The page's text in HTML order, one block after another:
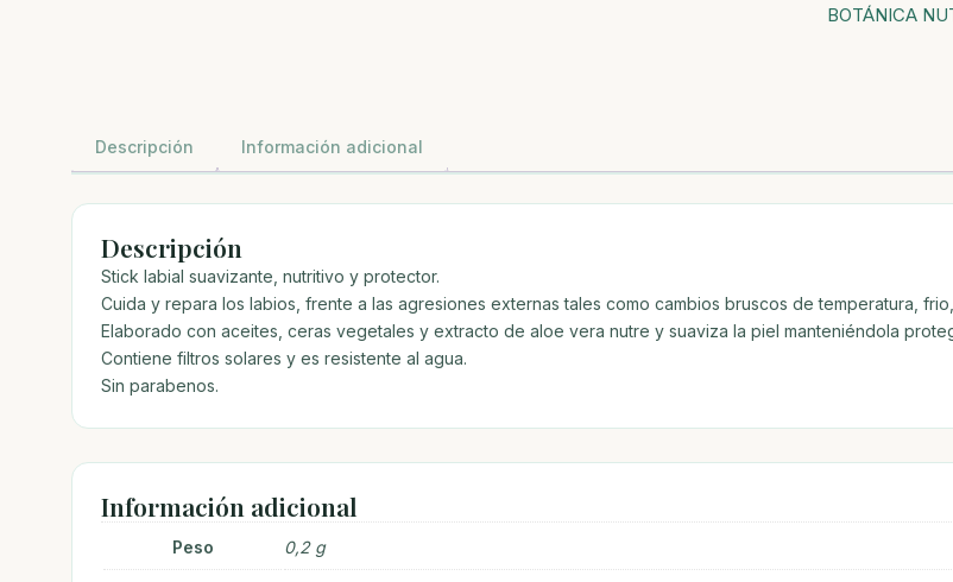
15
BOTÁNICA
Descripción Información adicional
Descripción
Stick labial suavizante, nutritivo y protector.
Cuida y repara los labios, frente a las agresiones externas tales como cambios bruscos de temperatura,
Elaborado con aceites, ceras vegetales y extracto de aloe vera nutre y suaviza la piel manteniéndola
Contiene filtros solares y es resistente al agua.
Sin parabenos.
Información adicional
Peso 0,2 g